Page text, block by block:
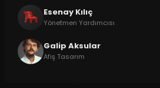
Esenay Kılıç
Yönetmen Yardımcısı
Galip Aksular
Afiş Tasarım